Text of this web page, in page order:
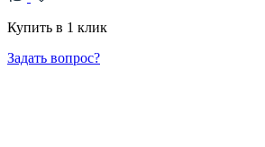
Купить в 1 клик
Задать вопрос?